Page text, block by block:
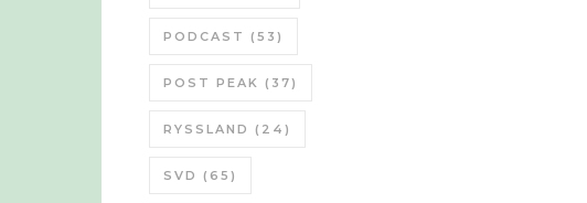
PODCAST (53)
POST PEAK (37)
RYSSLAND (24)
SVD (65)